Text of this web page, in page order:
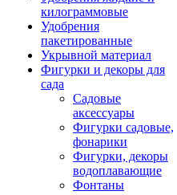
килограммовые
Удобрения
пакетированные
Укрывной материал
Фигурки и декоры для
сада
Садовые
аксессуары
Фигурки садовые,
фонарики
Фигурки, декоры
водоплавающие
Фонтаны